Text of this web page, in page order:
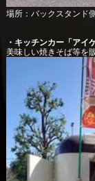
場所：バックスタンド
・キッチンカー「アイ
美味しい焼きそば等を